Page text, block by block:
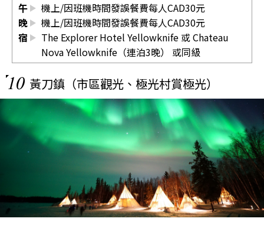
午
機上/因班機時間發誤餐費每人CAD30元
晚
機上/因班機時間發誤餐費每人CAD30元
宿
The Explorer Hotel Yellowknife 或 Chateau
Nova Yellowknife（連泊3晚） 或同級
10 黃刀鎮（市區觀光、極光村賞極光）